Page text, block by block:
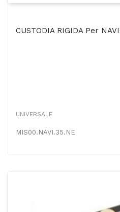
UNIVERSALE
MIS00.NAVI.35.NE